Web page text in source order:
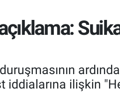
iddialarına ilişkin